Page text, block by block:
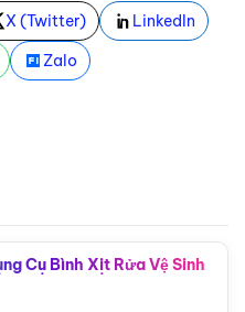
X (Twitter)
LinkedIn
Zalo
Cụ Bình Xịt Rửa Vệ Sinh